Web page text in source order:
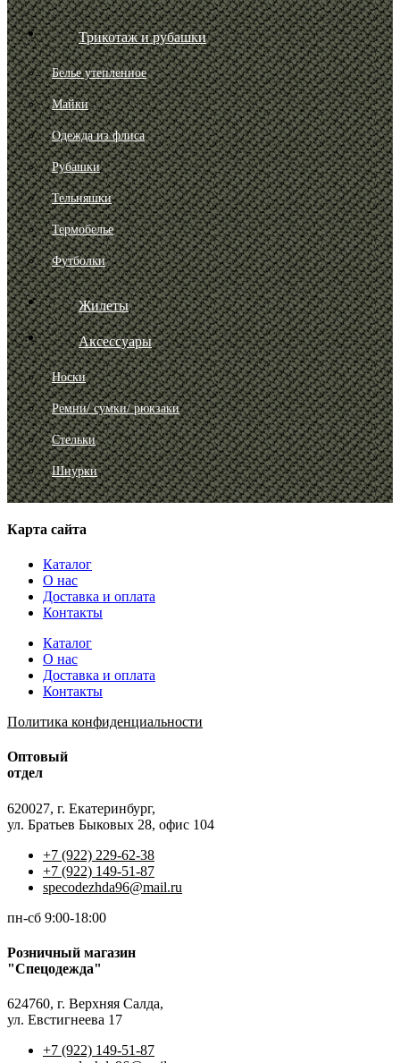
Трикотаж и рубашки
Белье утепленное
Майки
Одежда из флиса
Рубашки
Тельняшки
Термобелье
Футболки
Жилеты
Аксессуары
Носки
Ремни/ сумки/ рюкзаки
Стельки
Шнурки
Карта сайта
Каталог
О нас
Доставка и оплата
Контакты
Каталог
О нас
Доставка и оплата
Контакты
Политика конфиденциальности
Оптовый
отдел
620027, г. Екатеринбург,
ул. Братьев Быковых 28, офис 104
+7 (922) 229-62-38
+7 (922) 149-51-87
specodezhda96@mail.ru
пн-сб 9:00-18:00
Розничный магазин
"Спецодежда"
624760, г. Верхняя Салда,
ул. Евстигнеева 17
+7 (922) 149-51-87